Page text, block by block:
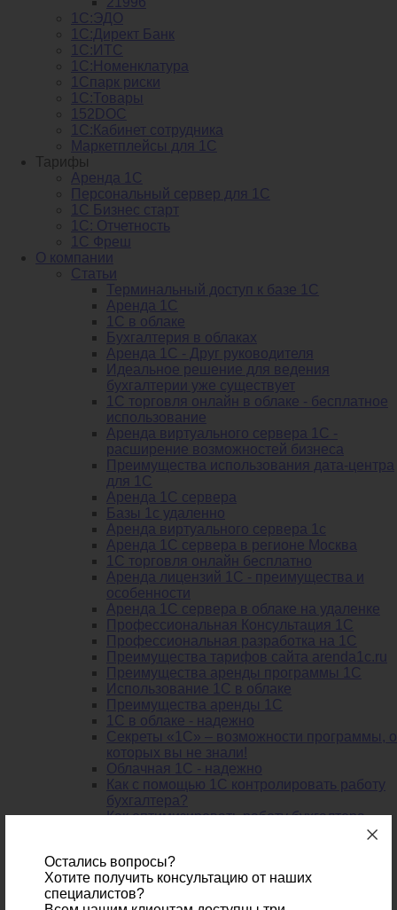
1С:ЭДО
1С:Директ Банк
1С:ИТС
1С:Номенклатура
1Спарк риски
1С:Товары
152DOC
1С:Кабинет сотрудника
Маркетплейсы для 1С
Тарифы
Аренда 1С
Персональный сервер для 1С
1С Бизнес старт
1С: Отчетность
1C Фреш
О компании
Статьи
Терминальный доступ к базе 1С
Аренда 1С
1С в облаке
Бухгалтерия в облаках
Аренда 1С - Друг руководителя
Идеальное решение для ведения
бухгалтерии уже существует
1С торговля онлайн в облаке - бесплатное
использование
Аренда виртуального сервера 1С -
расширение возможностей бизнеса
Преимущества использования дата-центра
для 1С
Аренда 1С сервера
Базы 1с удаленно
Аренда виртуального сервера 1с
Аренда 1С сервера в регионе Москва
1С торговля онлайн бесплатно
Аренда лицензий 1С - преимущества и
особенности
Аренда 1С сервера в облаке на удаленке
Профессиональная Консультация 1С
Профессиональная разработка на 1С
Преимущества тарифов сайта arenda1c.ru
Преимущества аренды программы 1С
Использование 1С в облаке
Преимущества аренды 1С
1С в облаке - надежно
Секреты «1С» – возможности программы, о
которых вы не знали!
Облачная 1С - надежно
Как с помощью 1С контролировать работу
бухгалтера?
Как оптимизировать работу бухгалтера-
кадровой службы
Аренда 1С в облаке: организуем работу с
удаленными сотрудниками
Остались вопросы?
Хотите получить консультацию от наших
специалистов?